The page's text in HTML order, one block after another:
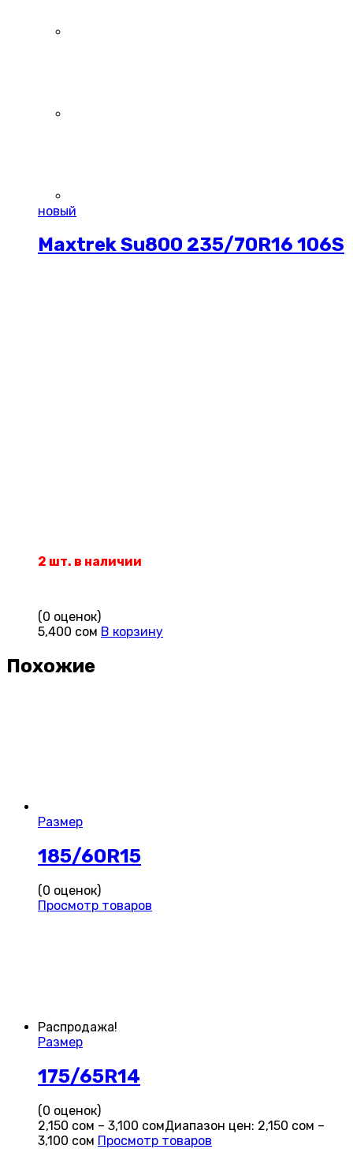
новый
Maxtrek Su800 235/70R16 106S
2 шт. в наличии
(0 оценок)
5,400 сом В корзину
Похожие
Размер
185/60R15
(0 оценок)
Просмотр товаров
Распродажа!
Размер
175/65R14
(0 оценок)
2,150 сом – 3,100 сомДиапазон цен: 2,150 сом –
3,100 сом Просмотр товаров